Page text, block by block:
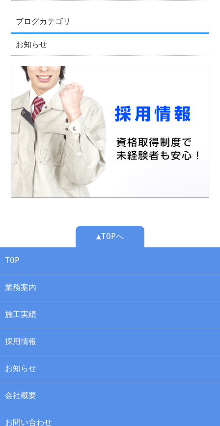
ブログカテゴリ
お知らせ
▲TOPへ
TOP
業務案内
施工実績
採用情報
お知らせ
会社概要
お問い合わせ